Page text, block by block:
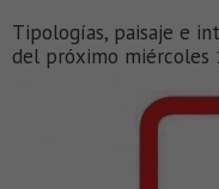
Tipologías, paisaje e
del próximo miércoles